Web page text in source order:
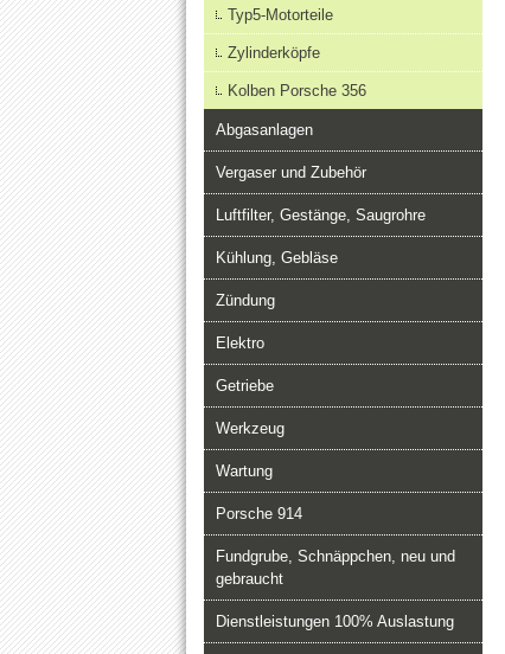
Typ5-Motorteile
Zylinderköpfe
Kolben Porsche 356
Abgasanlagen
Vergaser und Zubehör
Luftfilter, Gestänge, Saugrohre
Kühlung, Gebläse
Zündung
Elektro
Getriebe
Werkzeug
Wartung
Porsche 914
Fundgrube, Schnäppchen, neu und
gebraucht
Dienstleistungen 100% Auslastung